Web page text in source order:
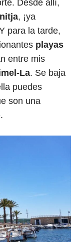
Desde allí,
, ¡ya
para la tarde,
playas
entre mis
La. Se baja
puedes
son una